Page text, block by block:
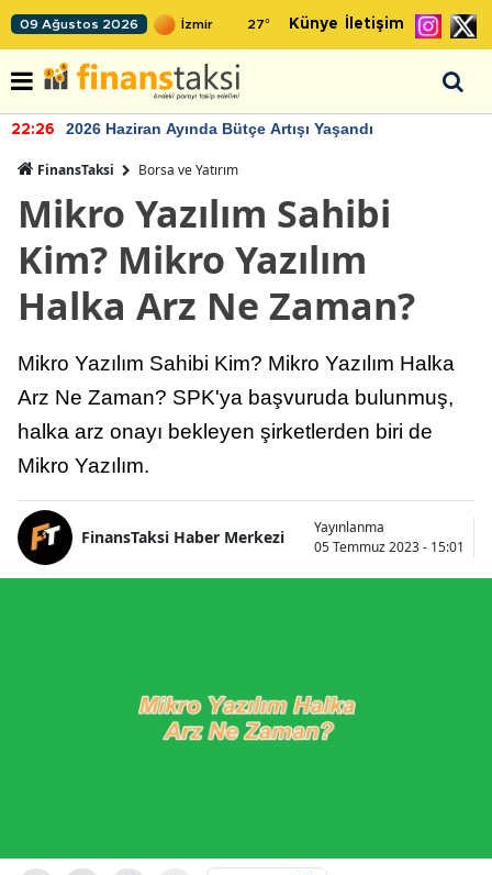
09 Ağustos 2026 27° Künye İletişim
22:26 2026 Haziran Ayında Bütçe Artışı Yaşandı
FinansTaksi Borsa ve Yatırım
Mikro Yazılım Sahibi
Kim? Mikro Yazılım
Halka Arz Ne Zaman?
Mikro Yazılım Sahibi Kim? Mikro Yazılım Halka
Arz Ne Zaman? SPK'ya başvuruda bulunmuş,
halka arz onayı bekleyen şirketlerden biri de
Mikro Yazılım.
FinansTaksi Haber Merkezi
Yayınlanma
05 Temmuz 2023 - 15:01